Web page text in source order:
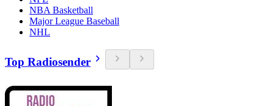
NBA Basketball
Major League Baseball
NHL
Top Radiosender